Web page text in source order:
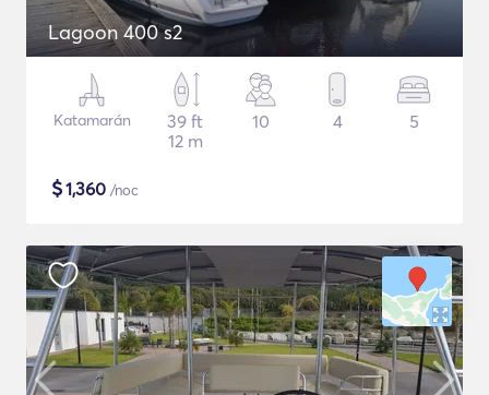
Lagoon 400 s2
Katamarán
39 ft
12 m
10 4 5
$1,360 /noc